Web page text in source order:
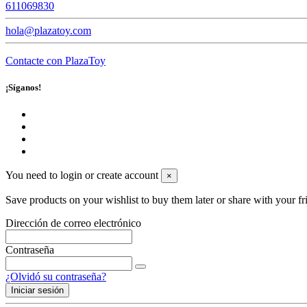
611069830
hola@plazatoy.com
Contacte con PlazaToy
¡Síganos!
You need to login or create account ×
Save products on your wishlist to buy them later or share with your
Dirección de correo electrónico
Contraseña
¿Olvidó su contraseña?
Iniciar sesión